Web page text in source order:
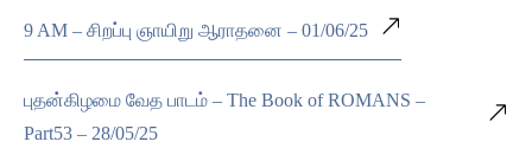
9 AM – சிறப்பு ஞாயிறு ஆராதனை – 01/06/25
புதன்கிழமை வேத பாடம் – The Book of ROMANS –
Part53 – 28/05/25